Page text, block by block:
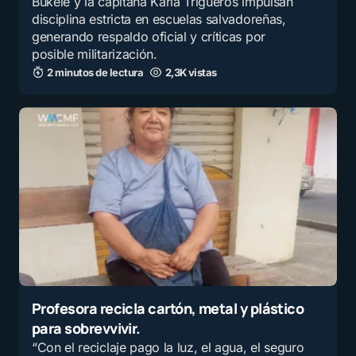
por Magnus Godinez Parral
21 agosto, 2025 a las 2:43 am
Es necesario encontrar un equilibrio; ni
autoritarismo, ni el caos que hay
actualmente en la educación
Alejandro Magno
21 agosto, 2025 a las 2:15 am
LA DISCIPLINA EN LAS IE Y EN LOS
HOGARES DEBEMOS DE RESCATARLA
DE MANERA URGENTE
por Mercedes Salas Baella
21 agosto, 2025 a las 12:55 am
disciplina estricta en escuelas salvadoreñas,
generando respaldo oficial y críticas por
posible militarización.
2 minutos de lectura 2,3K vistas
Profesora recicla cartón, metal y plástico
para sobrevvivir.
“Con el reciclaje pago la luz, el agua, el seguro